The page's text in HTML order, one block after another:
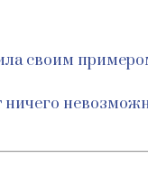
своим